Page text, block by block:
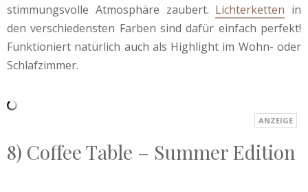
stimmungsvolle Atmosphäre zaubert. Lichterketten in
den verschiedensten Farben sind dafür einfach perfekt!
Funktioniert natürlich auch als Highlight im Wohn- oder
Schlafzimmer.
8) Coffee Table – Summer Edition